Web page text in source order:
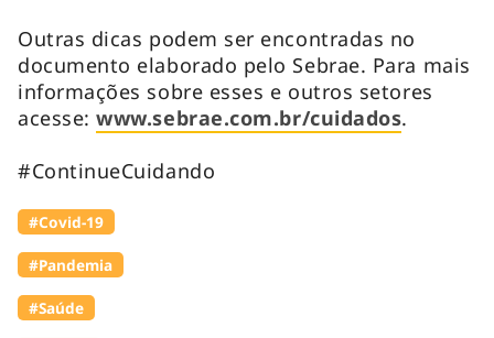
Outras dicas podem ser encontradas no
documento elaborado pelo Sebrae. Para mais
informações sobre esses e outros setores
acesse:www.sebrae.com.br/cuidados.
#ContinueCuidando
#Covid-19
#Pandemia
#Saúde